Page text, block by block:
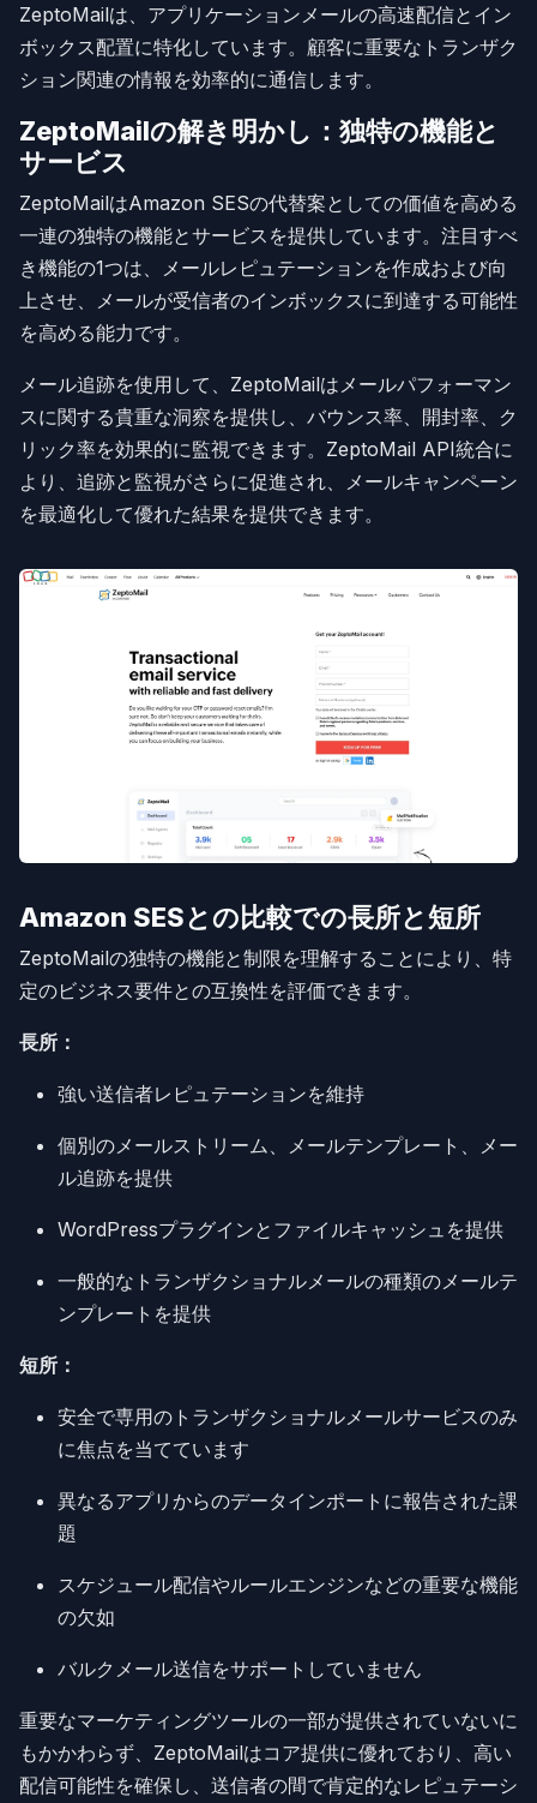
ZeptoMailは、アプリケーションメールの高速配信とイン
ボックス配置に特化しています。顧客に重要なトランザク
ション関連の情報を効率的に通信します。
ZeptoMailの解き明かし：独特の機能と
サービス
ZeptoMailはAmazon SESの代替案としての価値を高める
一連の独特の機能とサービスを提供しています。注目すべ
き機能の1つは、メールレピュテーションを作成および向
上させ、メールが受信者のインボックスに到達する可能性
を高める能力です。
メール追跡を使用して、ZeptoMailはメールパフォーマン
スに関する貴重な洞察を提供し、バウンス率、開封率、ク
リック率を効果的に監視できます。ZeptoMail API統合に
より、追跡と監視がさらに促進され、メールキャンペーン
を最適化して優れた結果を提供できます。
Amazon SESとの比較での長所と短所
ZeptoMailの独特の機能と制限を理解することにより、特
定のビジネス要件との互換性を評価できます。
長所：
強い送信者レピュテーションを維持
個別のメールストリーム、メールテンプレート、メー
ル追跡を提供
WordPressプラグインとファイルキャッシュを提供
一般的なトランザクショナルメールの種類のメールテ
ンプレートを提供
短所：
安全で専用のトランザクショナルメールサービスのみ
に焦点を当てています
異なるアプリからのデータインポートに報告された課
題
スケジュール配信やルールエンジンなどの重要な機能
の欠如
バルクメール送信をサポートしていません
重要なマーケティングツールの一部が提供されていないに
もかかわらず、ZeptoMailはコア提供に優れており、高い
配信可能性を確保し、送信者の間で肯定的なレピュテーシ